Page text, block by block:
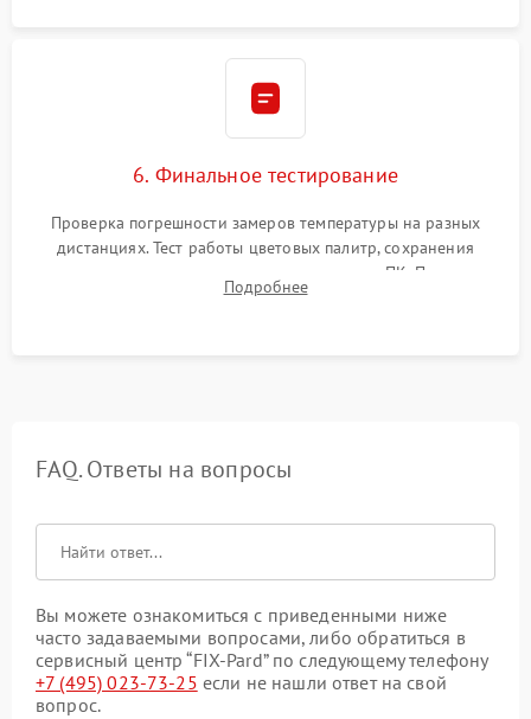
6. Финальное тестирование
Проверка погрешности замеров температуры на разных
дистанциях. Тест работы цветовых палитр, сохранения
термограмм в память и передачи данных на ПК. Проверка
автономности работы и итоговый контроль качества.
Подробнее
FAQ. Ответы на вопросы
Вы можете ознакомиться с приведенными ниже
часто задаваемыми вопросами, либо обратиться в
сервисный центр “FIX-Pard” по следующему телефону
+7 (495) 023-73-25 если не нашли ответ на свой
вопрос.